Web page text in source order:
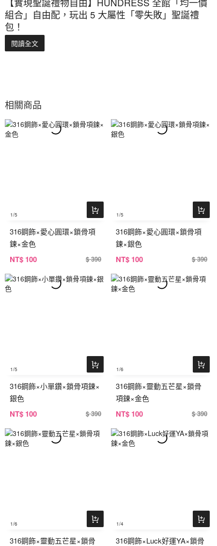
組合」自由配，玩出 5 大屬性「零失敗」聖誕禮
包！
閱讀全文
相關商品
1/5
316鋼飾×愛心圓環×鎖骨項
鍊×金色
NT$ 100 $ 390
1/5
316鋼飾×愛心圓環×鎖骨項
鍊×銀色
NT$ 100 $ 390
1/5
316鋼飾×小單鑽×鎖骨項鍊×
銀色
NT$ 100 $ 390
1/6
316鋼飾×靈動五芒星×鎖骨
項鍊×金色
NT$ 100 $ 390
1/6
316鋼飾×靈動五芒星×鎖骨
1/4
316鋼飾×Luck好運YA×鎖骨